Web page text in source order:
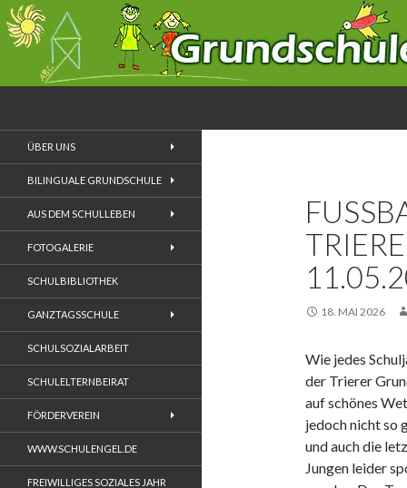
18. MAI 2026
Wie jedes
der Trierer
auf schönes
jedoch nicht so
und auch die
Jungen leider
ÜBER UNS
BILINGUALE GRUNDSCHULE
AUS DEM SCHULLEBEN
FOTOGALERIE
SCHULBIBLIOTHEK
GANZTAGSSCHULE
SCHULSOZIALARBEIT
SCHULELTERNBEIRAT
FÖRDERVEREIN
WWW.SCHULENGEL.DE
FREIWILLIGES SOZIALES JAHR